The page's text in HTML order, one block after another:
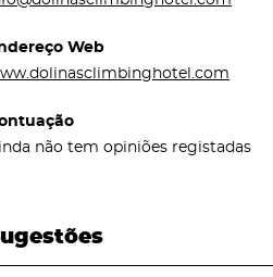
Web
não tem opiniões registadas